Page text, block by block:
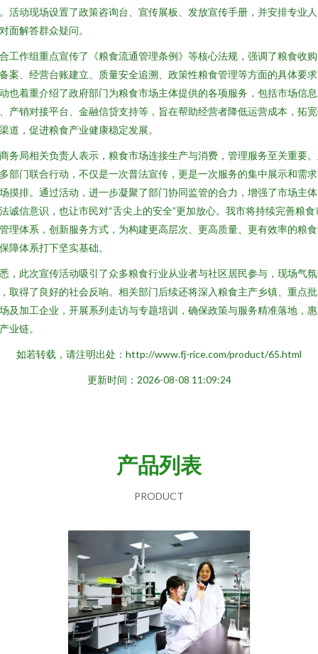
活动现场设置了政策咨询台、宣传展板、发放宣传手册，并安排专业
面解答群众疑问。
工作组重点宣传了《粮食流通管理条例》等核心法规，强调了粮食收
案、经营台账建立、质量安全追溯、政策性粮食管理等方面的具体要
也着重介绍了政府部门为粮食市场主体提供的各项服务，包括市场信
产销对接平台、金融信贷支持等，旨在帮助经营者降低运营成本，拓
道，促进粮食产业健康稳定发展。
务局相关负责人表示，粮食市场连接生产与消费，管理服务至关重要
部门联合行动，不仅是一次普法宣传，更是一次服务的集中展示和需
摸排。通过活动，进一步凝聚了部门协同监管的合力，增强了市场主
诚信意识，也让市民对“舌尖上的安全”更加放心。我市将持续完善粮食
理体系，创新服务方式，为构建更高层次、更高质量、更有效率的粮
障体系打下坚实基础。
，此次宣传活动吸引了众多粮食行业从业者与社区居民参与，现场气
取得了良好的社会反响。相关部门后续还将深入粮食主产乡镇、重点
及加工企业，开展系列走访与专题培训，确保政策与服务精准落地，
业链。
如若转载，请注明出处：http://www.fj-rice.com/product/65.html
更新时间：2026-08-08 11:09:24
产品列表
PRODUCT